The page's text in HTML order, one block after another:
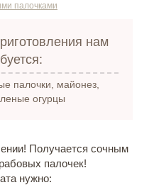
палочками
нам
палочки, майонез,
огурцы
Получается сочным
палочек!
нужно: